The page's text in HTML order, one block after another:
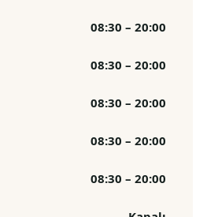
08:30 – 20:00
08:30 – 20:00
08:30 – 20:00
08:30 – 20:00
08:30 – 20:00